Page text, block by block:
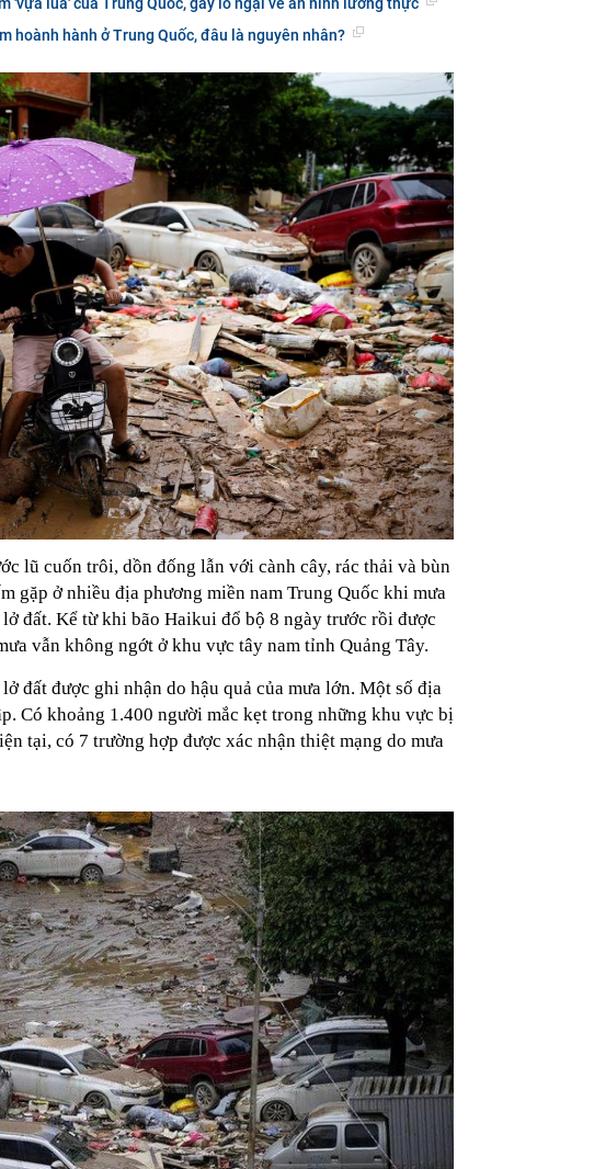
SN 2000 và 29 người trong chuyên án phức tạp,
đặc biệt lớn
Nga không đứng yên: Cuộc đua ai nhanh hơn đang
trận khác
đường sắt gần 9.000 tỷ ở Phú Quốc?
Thanh vừa công bố thay đổi lớn
hiểm đầu tư cổ phiếu lãi, lỗ ra sao?
hoành hành ở Trung Quốc, đâu là nguyên nhân?
lũ cuốn trôi, dồn đống lẫn với cành cây, rác thải và bùn
gặp ở nhiều địa phương miền nam Trung Quốc khi mưa
đất. Kể từ khi bão Haikui đổ bộ 8 ngày trước rồi được
vẫn không ngớt ở khu vực tây nam tỉnh Quảng Tây.
đất được ghi nhận do hậu quả của mưa lớn. Một số địa
Có khoảng 1.400 người mắc kẹt trong những khu vực bị
tại, có 7 trường hợp được xác nhận thiệt mạng do mưa